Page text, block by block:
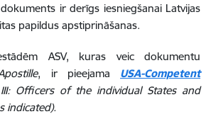
ir derīgs iesniegšanai Latvijas
papildus apstiprināšanas.
ASV, kuras veic dokumentu
, ir pieejama USA-Competent
III: Officers of the individual States and
indicated).